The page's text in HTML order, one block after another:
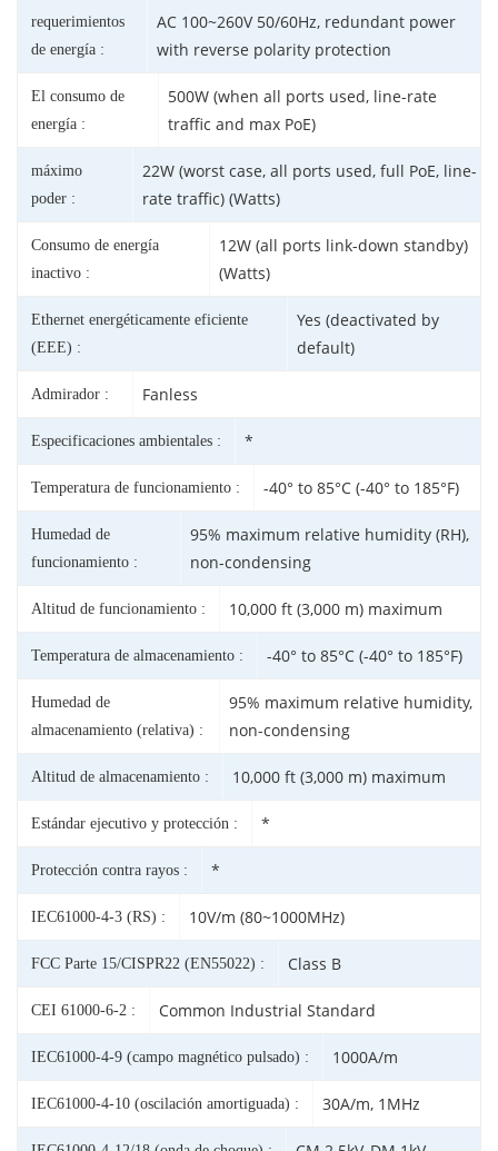
requerimientos
de energía :
AC 100~260V 50/60Hz, redundant power
with reverse polarity protection
El consumo de
energía :
500W (when all ports used, line-rate
traffic and max PoE)
máximo
poder :
22W (worst case, all ports used, full PoE, line-
rate traffic) (Watts)
Consumo de energía
inactivo :
12W (all ports link-down standby)
(Watts)
Ethernet energéticamente eficiente
(EEE) :
Yes (deactivated by
default)
Admirador : Fanless
Especificaciones ambientales : *
Temperatura de funcionamiento : -40° to 85°C (-40° to 185°F)
Humedad de
funcionamiento :
95% maximum relative humidity (RH),
non-condensing
Altitud de funcionamiento : 10,000 ft (3,000 m) maximum
Temperatura de almacenamiento : -40° to 85°C (-40° to 185°F)
Humedad de
almacenamiento (relativa) :
95% maximum relative humidity,
non-condensing
Altitud de almacenamiento : 10,000 ft (3,000 m) maximum
Estándar ejecutivo y protección : *
Protección contra rayos : *
IEC61000-4-3 (RS) : 10V/m (80~1000MHz)
FCC Parte 15/CISPR22 (EN55022) : Class B
CEI 61000-6-2 : Common Industrial Standard
IEC61000-4-9 (campo magnético pulsado) : 1000A/m
IEC61000-4-10 (oscilación amortiguada) : 30A/m, 1MHz